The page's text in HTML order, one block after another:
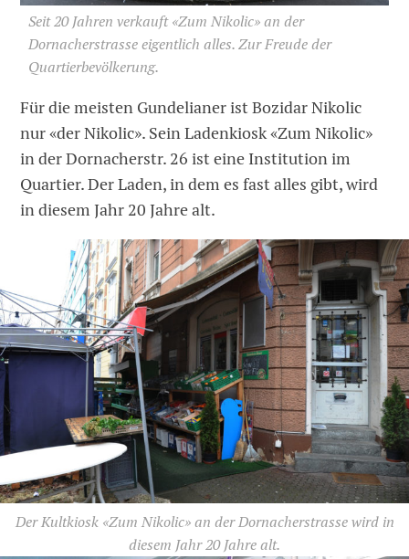
Seit 20 Jahren verkauft «Zum Nikolic» an der
Dornacherstrasse eigentlich alles. Zur Freude der
Quartierbevölkerung.
Für die meisten Gundelianer ist Bozidar Nikolic
nur «der Nikolic». Sein Ladenkiosk «Zum Nikolic»
in der Dornacherstr. 26 ist eine Institution im
Quartier. Der Laden, in dem es fast alles gibt, wird
in diesem Jahr 20 Jahre alt.
Der Kultkiosk «Zum Nikolic» an der Dornacherstrasse wird in
diesem Jahr 20 Jahre alt.